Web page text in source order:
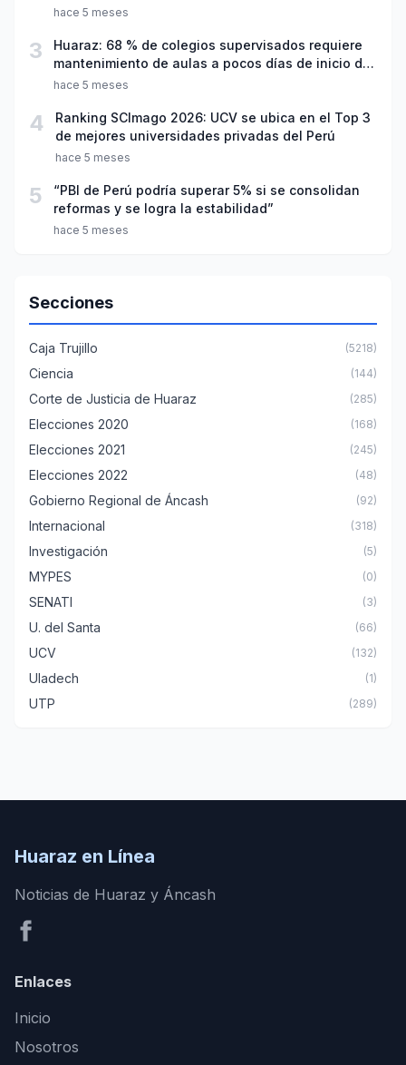
hace 5 meses
3
Huaraz: 68 % de colegios supervisados requiere
mantenimiento de aulas a pocos días de inicio del
año escolar 2026
hace 5 meses
4
Ranking SCImago 2026: UCV se ubica en el Top 3
de mejores universidades privadas del Perú
hace 5 meses
5
“PBI de Perú podría superar 5% si se consolidan
reformas y se logra la estabilidad”
hace 5 meses
Secciones
Caja Trujillo (5218)
Ciencia (144)
Corte de Justicia de Huaraz (285)
Elecciones 2020 (168)
Elecciones 2021 (245)
Elecciones 2022 (48)
Gobierno Regional de Áncash (92)
Internacional (318)
Investigación (5)
MYPES (0)
SENATI (3)
U. del Santa (66)
UCV (132)
Uladech (1)
UTP (289)
Huaraz en Línea
Noticias de Huaraz y Áncash
Enlaces
Inicio
Nosotros